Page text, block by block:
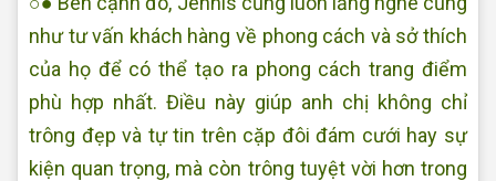
như tư vấn khách hàng về phong cách và sở thích
của họ để có thể tạo ra phong cách trang điểm
phù hợp nhất. Điều này giúp anh chị không chỉ
trông đẹp và tự tin trên cặp đôi đám cưới hay sự
kiện quan trọng, mà còn trông tuyệt vời hơn trong